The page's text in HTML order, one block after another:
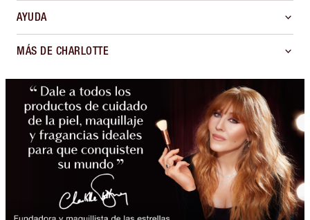
AYUDA
MÁS DE CHARLOTTE